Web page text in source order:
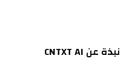
نبذة عن CNTXT AI